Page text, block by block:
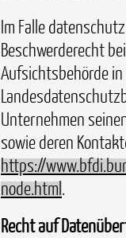
Im Falle
Beschwerderecht
Aufsichtsbehörde
Unternehmen
sowie deren
https://
node.html.
Recht auf